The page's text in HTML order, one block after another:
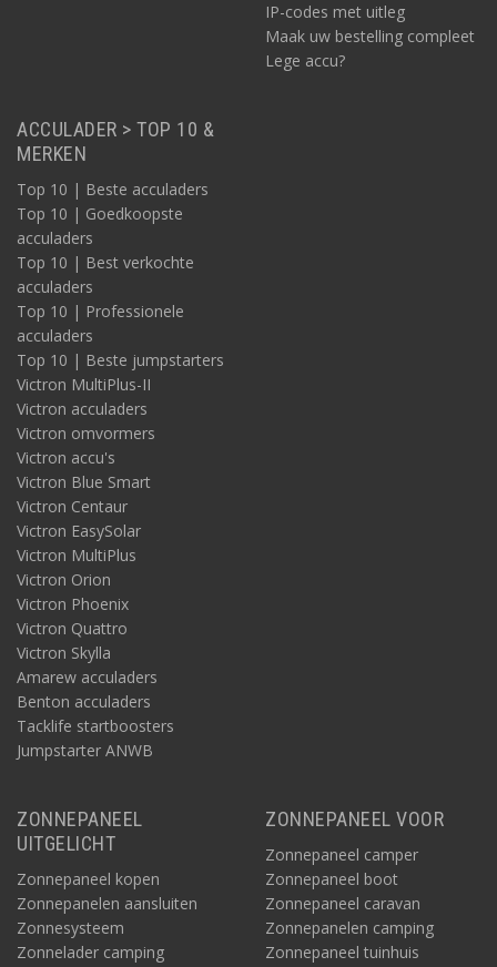
IP-codes met uitleg
Maak uw bestelling compleet
Lege accu?
ACCULADER > TOP 10 &
MERKEN
Top 10 | Beste acculaders
Top 10 | Goedkoopste
acculaders
Top 10 | Best verkochte
acculaders
Top 10 | Professionele
acculaders
Top 10 | Beste jumpstarters
Victron MultiPlus-II
Victron acculaders
Victron omvormers
Victron accu's
Victron Blue Smart
Victron Centaur
Victron EasySolar
Victron MultiPlus
Victron Orion
Victron Phoenix
Victron Quattro
Victron Skylla
Amarew acculaders
Benton acculaders
Tacklife startboosters
Jumpstarter ANWB
ZONNEPANEEL
UITGELICHT
Zonnepaneel kopen
Zonnepanelen aansluiten
Zonnesysteem
Zonnelader camping
ZONNEPANEEL VOOR
Zonnepaneel camper
Zonnepaneel boot
Zonnepaneel caravan
Zonnepanelen camping
Zonnepaneel tuinhuis